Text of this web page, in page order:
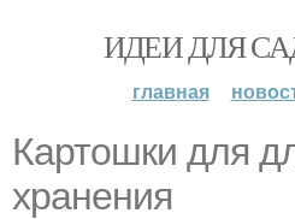
ИДЕИ ДЛЯ
главная
Картошки для
хранения